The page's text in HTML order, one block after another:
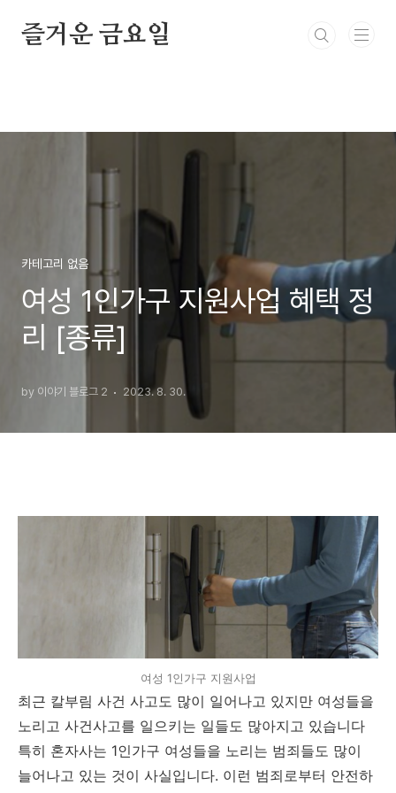
즐거운 금요일
카테고리 없음
여성 1인가구 지원사업 혜택 정
리 [종류]
by 이야기 블로그 2 2023. 8. 30.
여성 1인가구 지원사업
최근 칼부림 사건 사고도 많이 일어나고 있지만 여성들을
노리고 사건사고를 일으키는 일들도 많아지고 있습니다
특히 혼자사는 1인가구 여성들을 노리는 범죄들도 많이
늘어나고 있는 것이 사실입니다. 이런 범죄로부터 안전하